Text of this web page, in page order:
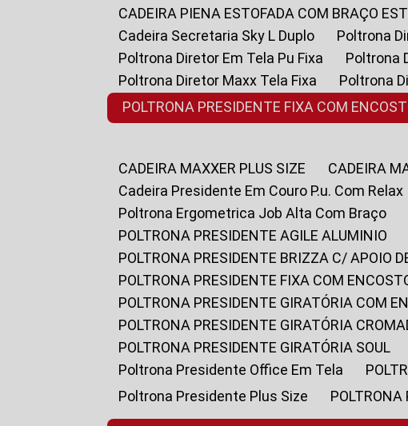
CADEIRA PIENA ESTOFADA COM BRAÇO
Cadeira Secretaria Sky L Duplo
Poltrona
Poltrona Diretor Em Tela Pu Fixa
Poltrona Diretor Maxx Tela Fixa
Poltrona
POLTRONA PRESIDENTE FIXA COM
CADEIRA MAXXER PLUS SIZE
CADEIRA
Cadeira Presidente Em Couro P.u. Com Relax
Poltrona Ergometrica Job Alta Com Braço
POLTRONA PRESIDENTE AGILE ALUMINIO
POLTRONA PRESIDENTE BRIZZA C/ APOIO
POLTRONA PRESIDENTE FIXA COM
POLTRONA PRESIDENTE GIRATÓRIA COM
POLTRONA PRESIDENTE GIRATÓRIA
POLTRONA PRESIDENTE GIRATÓRIA SOUL
Poltrona Presidente Office Em Tela
Poltrona Presidente Plus Size